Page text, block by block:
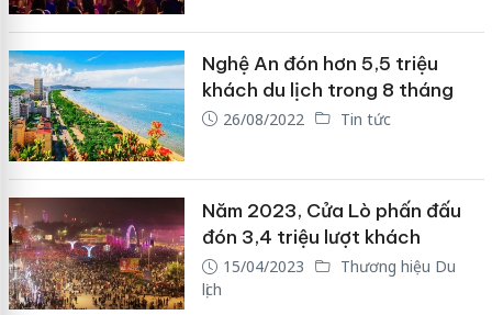
Nghệ An đón hơn 5,5 triệu
khách du lịch trong 8 tháng
26/08/2022 Tin tức
Năm 2023, Cửa Lò phấn đấu
đón 3,4 triệu lượt khách
15/04/2023
Thương hiệu Du
lịch